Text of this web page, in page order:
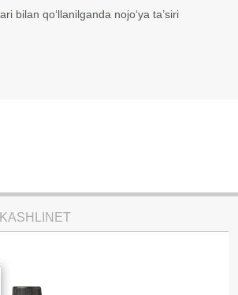
bilan qo‘llanilganda nojo‘ya ta’siri
KASHLINET